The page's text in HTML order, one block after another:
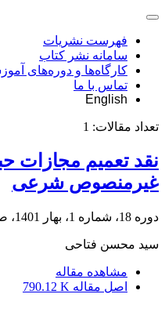
فهرست نشریات
سامانه نشر کتاب
کارگاه‌ها و دوره‌های
تماس با ما
English
تعداد مقالات: 1
نقد تعمیم مجازات
غیرمنصوص شرعی
دوره 18، شماره 1، بهار 1401، صفحه
سید محسن فتاحی
مشاهده مقاله
اصل مقاله 790.12 K